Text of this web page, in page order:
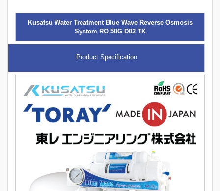
Kusatsu Water Treatment Blue Wave Reverse Osmosis
System RO-50G-D02 TK
Product Specification